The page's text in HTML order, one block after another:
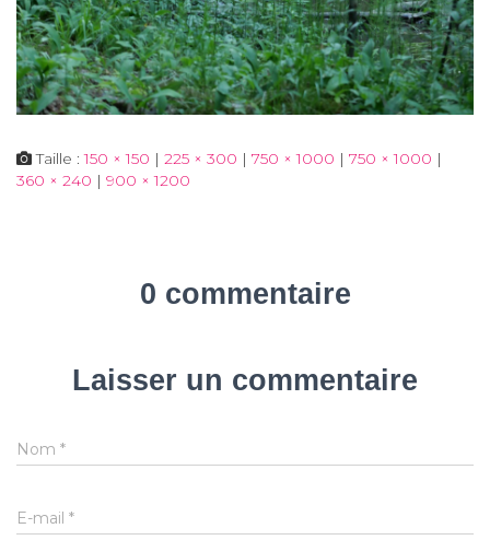
Taille :150 × 150 | 225 × 300 | 750 × 1000 | 750 × 1000 |
360 × 240 | 900 × 1200
0 commentaire
Laisser un commentaire
Nom *
E-mail *